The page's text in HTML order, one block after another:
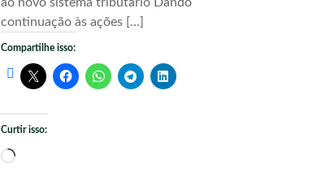
continuação às ações […]
Compartilhe isso:
Curtir isso:
Carregando...